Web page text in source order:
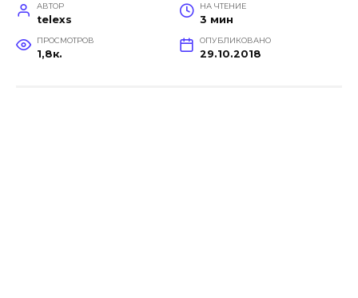
АВТОР
telexs
НА ЧТЕНИЕ
3 мин
ПРОСМОТРОВ
1,8к.
ОПУБЛИКОВАНО
29.10.2018